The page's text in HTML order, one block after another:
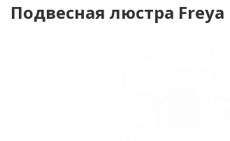
Подвесная люстра Freya